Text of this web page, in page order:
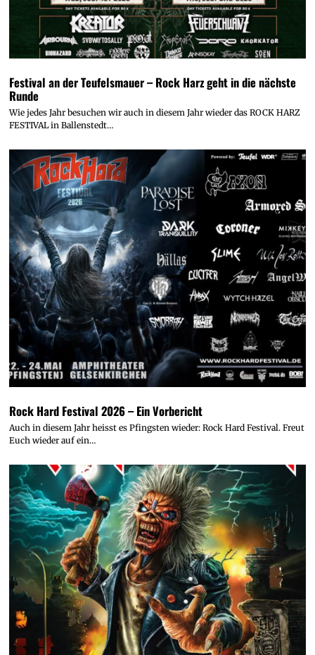
Festival an der Teufelsmauer – Rock Harz geht in die nächste
Runde
Wie jedes Jahr besuchen wir auch in diesem Jahr wieder das ROCK HARZ
FESTIVAL in Ballenstedt…
Rock Hard Festival 2026 – Ein Vorbericht
Auch in diesem Jahr heisst es Pfingsten wieder: Rock Hard Festival. Freut
Euch wieder auf ein…